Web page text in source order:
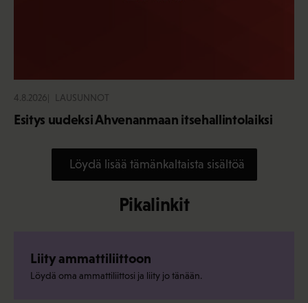
4.8.2026 LAUSUNNOT
Esitys uudeksi Ahvenanmaan itsehallintolaiksi
Löydä lisää tämänkaltaista sisältöä
Pikalinkit
Liity ammattiliittoon
Löydä oma ammattiliittosi ja liity jo tänään.